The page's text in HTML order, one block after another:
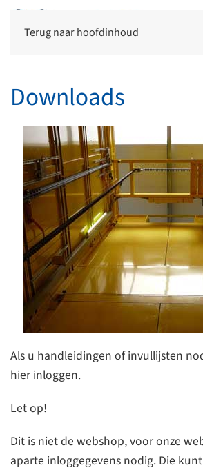
Terug naar hoofdinhoud
Downloads
Als u handleidingen of invullijsten
hier inloggen.
Let op!
Dit is niet de webshop, voor onze
aparte inloggegevens nodig. Die